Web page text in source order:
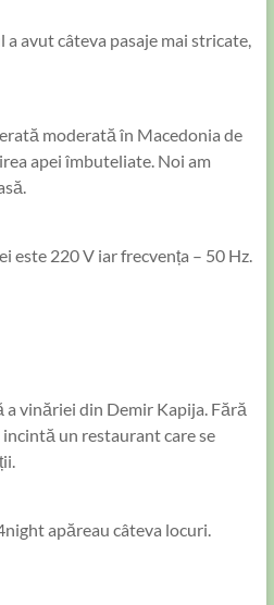
avut câteva pasaje mai stricate,
moderată în Macedonia de
apei îmbuteliate. Noi am
este 220 V iar frecvența – 50 Hz.
vinăriei din Demir Kapija. Fără
un restaurant care se
apăreau câteva locuri.